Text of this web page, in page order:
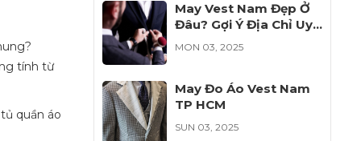
tính từ
quần áo
May Vest Nam Đẹp Ở
Đâu? Gợi Ý Địa Chỉ Uy
Tín Cho Bạn
MON 03, 2025
May Đo Áo Vest Nam
TP HCM
SUN 03, 2025